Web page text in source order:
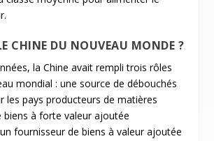
CHINE DU NOUVEAU MONDE ?
la Chine avait rempli trois rôles
mondial : une source de débouchés
les pays producteurs de matières
biens à forte valeur ajoutée
fournisseur de biens à valeur ajoutée